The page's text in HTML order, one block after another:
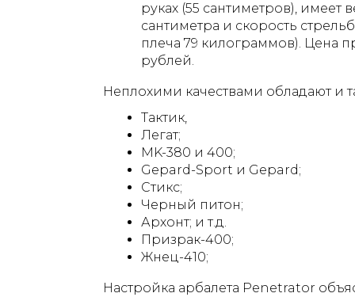
руках (55 сантиметров), имеет
сантиметра и скорость
плеча 79 килограммов). Цена
рублей.
Неплохими качествами обладают и
Тактик,
Легат;
MK-380 и 400;
Gepard-Sport и Gepard;
Стикс;
Черный питон;
Архонт; и т.д.
Призрак-400;
Жнец-410;
Настройка арбалета Penetrator